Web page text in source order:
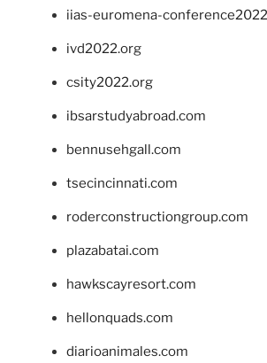
iias-euromena-
ivd2022.org
csity2022.org
ibsarstudyabroad.com
bennusehgall.com
tsecincinnati.com
roderconstructiongroup.com
plazabatai.com
hawkscayresort.com
hellonquads.com
diarioanimales.com